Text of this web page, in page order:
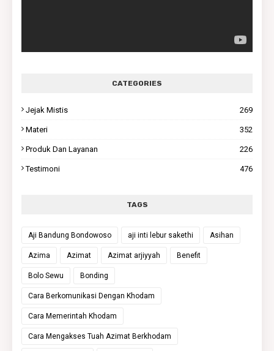
CATEGORIES
Jejak Mistis 269
Materi 352
Produk Dan Layanan 226
Testimoni 476
TAGS
Aji Bandung Bondowoso aji inti lebur sakethi Asihan
Azima Azimat Azimat arjiyyah Benefit
Bolo Sewu Bonding
Cara Berkomunikasi Dengan Khodam
Cara Memerintah Khodam
Cara Mengakses Tuah Azimat Berkhodam